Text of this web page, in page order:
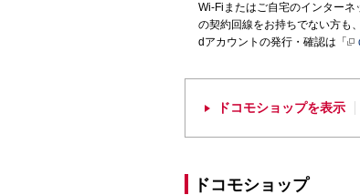
Wi-Fiまたはご自宅のインター
の契約回線をお持ちでない方も
dアカウントの発行・確認は「
ドコモショップを表示
ドコモショップ